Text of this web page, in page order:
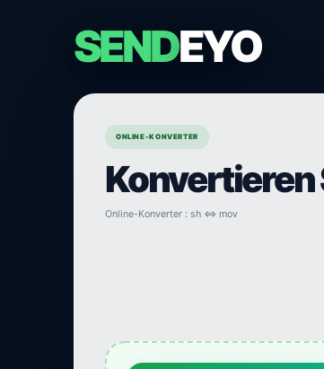
SENDEYO
ONLINE-KONVERTER
Konvertieren
Online-Konverter : sh ⇔ mov